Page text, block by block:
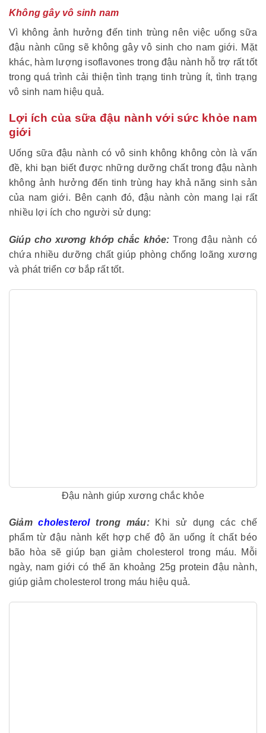
Không gây vô sinh nam
Vì không ảnh hưởng đến tinh trùng nên việc uống sữa
đậu nành cũng sẽ không gây vô sinh cho nam giới. Mặt
khác, hàm lượng isoflavones trong đậu nành hỗ trợ rất tốt
trong quá trình cải thiện tình trạng tinh trùng ít, tình trạng
vô sinh nam hiệu quả.
Lợi ích của sữa đậu nành với sức khỏe nam
giới
Uống sữa đậu nành có vô sinh không không còn là vấn
đề, khi bạn biết được những dưỡng chất trong đậu nành
không ảnh hưởng đến tinh trùng hay khả năng sinh sản
của nam giới. Bên cạnh đó, đậu nành còn mang lại rất
nhiều lợi ích cho người sử dụng:
Giúp cho xương khớp chắc khỏe: Trong đậu nành có
chứa nhiều dưỡng chất giúp phòng chống loãng xương
và phát triển cơ bắp rất tốt.
Đậu nành giúp xương chắc khỏe
Giảmcholesteroltrong máu:Khi sử dụng các chế
phẩm từ đậu nành kết hợp chế độ ăn uống ít chất béo
bão hòa sẽ giúp bạn giảm cholesterol trong máu. Mỗi
ngày, nam giới có thể ăn khoảng 25g protein đậu nành,
giúp giảm cholesterol trong máu hiệu quả.